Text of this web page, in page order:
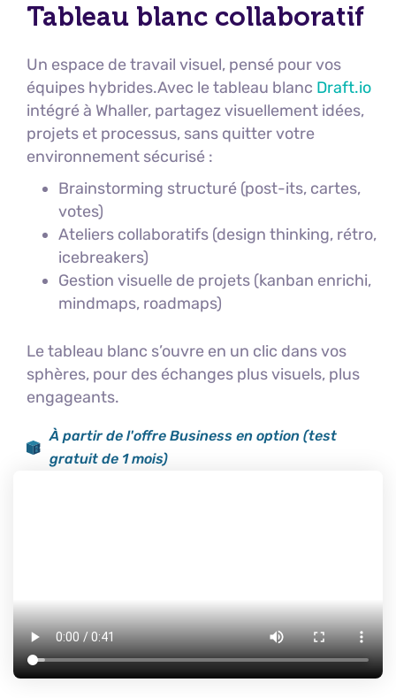
Tableau blanc collaboratif
Un espace de travail visuel, pensé pour vos
équipes hybrides.Avec le tableau blanc Draft.io
intégré à Whaller, partagez visuellement idées,
projets et processus, sans quitter votre
environnement sécurisé :
Brainstorming structuré (post-its, cartes,
votes)
Ateliers collaboratifs (design thinking, rétro,
icebreakers)
Gestion visuelle de projets (kanban enrichi,
mindmaps, roadmaps)
Le tableau blanc s’ouvre en un clic dans vos
sphères, pour des échanges plus visuels, plus
engageants.
À partir de l'offre Business en option (test
gratuit de 1 mois)